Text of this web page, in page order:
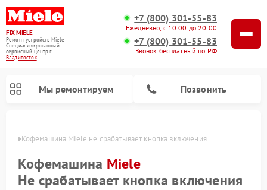
FIX-MIELE
Ремонт устройств Miele
Специализированный
cервисный центр г.
Владивосток
+7 (800) 301-55-83
Ежедневно, с 10:00 до 20:00
+7 (800) 301-55-83
Звонок бесплатный по РФ
Мы ремонтируем Позвонить
Кофемашина Miele не срабатывает кнопка включения
Кофемашина Miele
Не срабатывает кнопка включения